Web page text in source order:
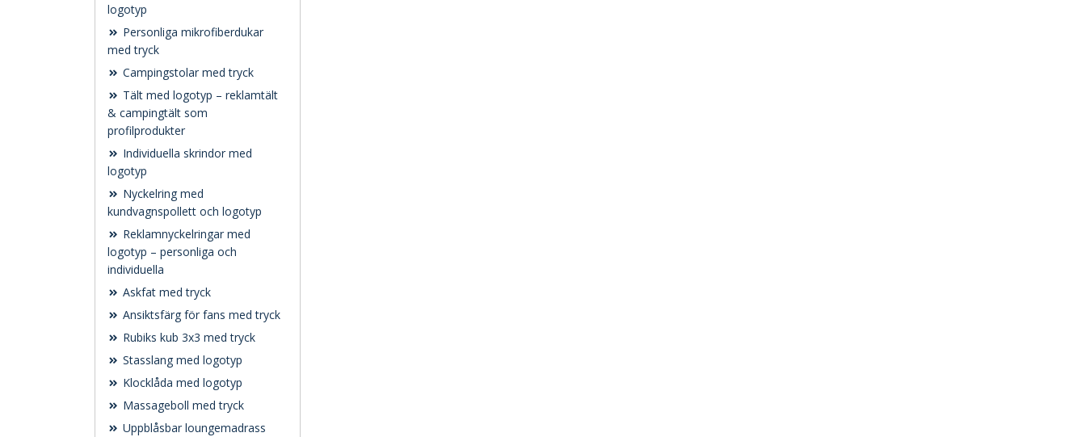
logotyp
Personliga mikrofiberdukar
med tryck
Campingstolar med tryck
Tält med logotyp – reklamtält
& campingtält som
profilprodukter
Individuella skrindor med
logotyp
Nyckelring med
kundvagnspollett och logotyp
Reklamnyckelringar med
logotyp – personliga och
individuella
Askfat med tryck
Ansiktsfärg för fans med tryck
Rubiks kub 3x3 med tryck
Stasslang med logotyp
Klocklåda med logotyp
Massageboll med tryck
Uppblåsbar loungemadrass